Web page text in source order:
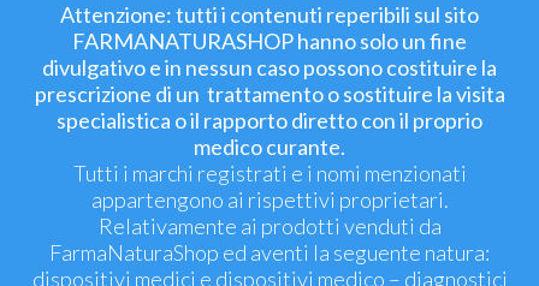
Attenzione: tutti i contenuti reperibili sul sito
FARMANATURASHOP hanno solo un fine
divulgativo e in nessun caso possono costituire la
prescrizione di un trattamento o sostituire la visita
specialistica o il rapporto diretto con il proprio
medico curante.
Tutti i marchi registrati e i nomi menzionati
appartengono ai rispettivi proprietari.
Relativamente ai prodotti venduti da
FarmaNaturaShop ed aventi la seguente natura:
dispositivi medici e dispositivi medico – diagnostici